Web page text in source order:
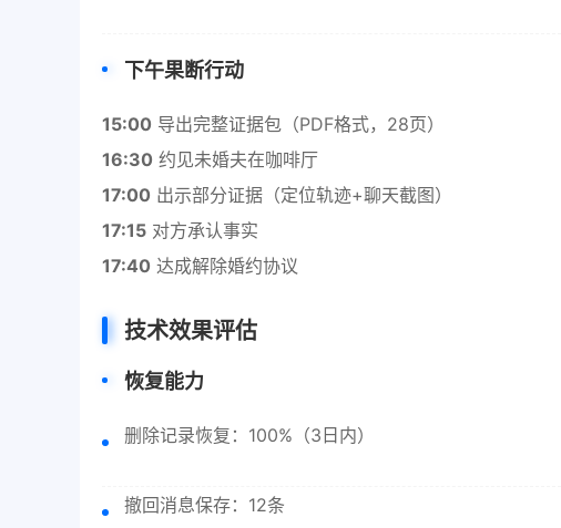
下午果断行动
15:00 导出完整证据包（PDF格式，28页）
16:30 约见未婚夫在咖啡厅
17:00 出示部分证据（定位轨迹+聊天截图）
17:15 对方承认事实
17:40 达成解除婚约协议
技术效果评估
恢复能力
删除记录恢复：100%（3日内）
撤回消息保存：12条